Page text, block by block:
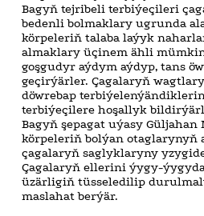
Bagyň tejribeli terbiýeçileri
bedenli bolmaklary ugrunda
körpeleriň talaba laýyk
almaklary üçinem ähli
goşgudyr aýdym aýdyp, tans
geçirýärler. Çagalaryň
döwrebap
terbiýeçilere hoşallyk
Bagyň şepagat uýasy Güljahan
körpeleriň bolýan otaglarynyň
çagalaryň saglyklaryny
Çagalaryň ellerini ýygy-
üzärligiň tüsseledilip
maslahat berýär.